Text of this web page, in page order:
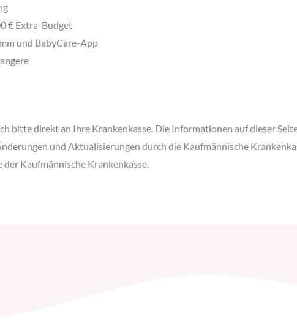
€ Extra-Budget
und BabyCare-App
bitte direkt an Ihre Krankenkasse. Die Informationen auf dieser
und Aktualisierungen durch die Kaufmännische
Kaufmännische Krankenkasse.